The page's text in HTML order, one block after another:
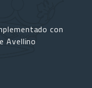
con
Avellino